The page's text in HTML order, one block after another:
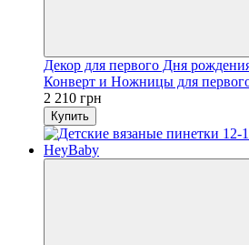
Декор для первого Дня
Конверт и Ножницы для
2 210 грн
Купить